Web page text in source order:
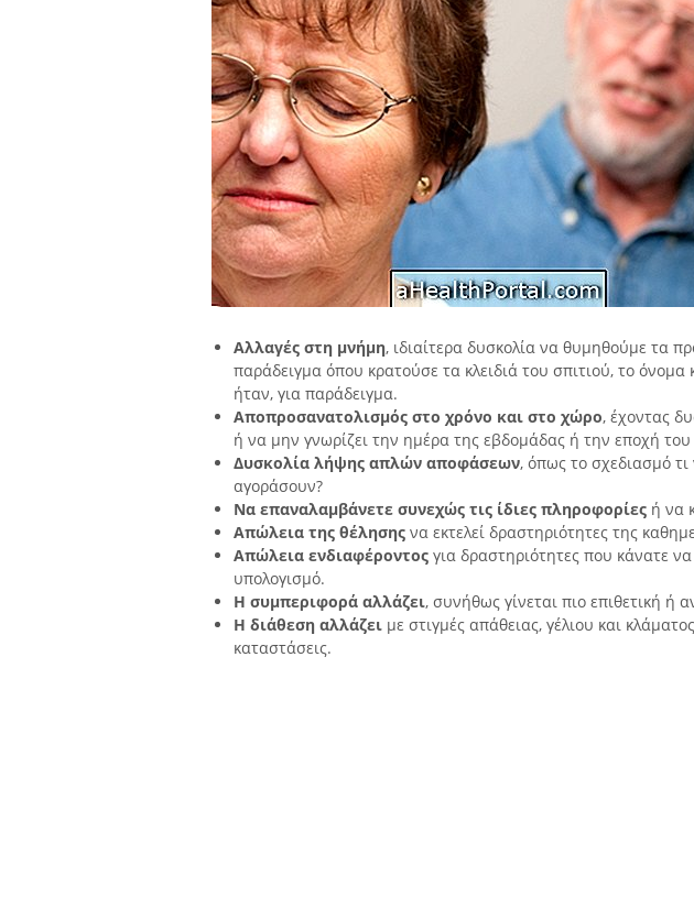
Αλλαγές στη μνήμη, ιδιαίτερα δυσκολία να θυμηθούμε τα
παράδειγμα όπου κρατούσε τα κλειδιά του σπιτιού, το
ήταν, για παράδειγμα.
Αποπροσανατολισμός στο χρόνο και στο χώρο, έχοντας
ή να μην γνωρίζει την ημέρα της εβδομάδας ή την εποχή του
Δυσκολία λήψης απλών αποφάσεων, όπως το σχεδιασμό
αγοράσουν?
Να επαναλαμβάνετε συνεχώς τις ίδιες πληροφορίες ή να
Απώλεια της θέλησης να εκτελεί δραστηριότητες της
Απώλεια ενδιαφέροντος για δραστηριότητες που κάνατε
υπολογισμό.
Η συμπεριφορά αλλάζει, συνήθως γίνεται πιο επιθετική ή
Η διάθεση αλλάζει με στιγμές απάθειας, γέλιου και
καταστάσεις.